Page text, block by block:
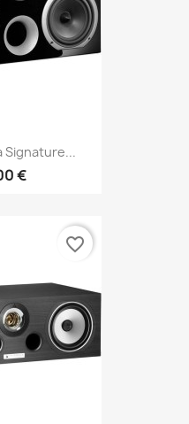
Signature...
€
favorite_border